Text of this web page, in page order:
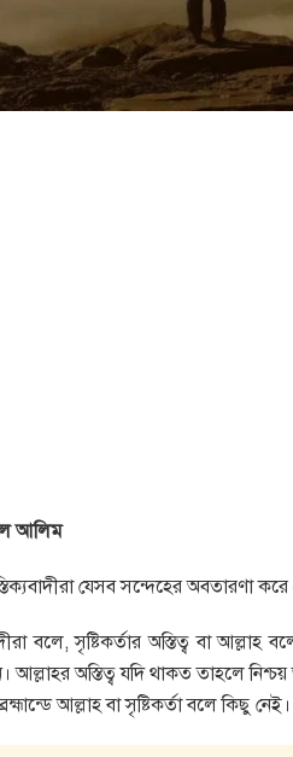
আলিম
যেসব সন্দেহের
বলে, সৃষ্টিকর্তার অস্তিত্ব বা
আল্লাহর অস্তিত্ব যদি থাকত তাহলে
আল্লাহ বা সৃষ্টিকর্তা বলে কিছু